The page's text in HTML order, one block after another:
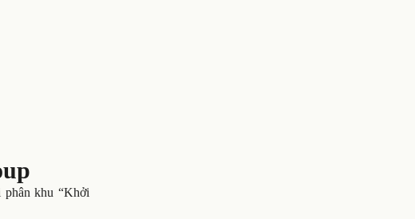
phân khu “Khởi